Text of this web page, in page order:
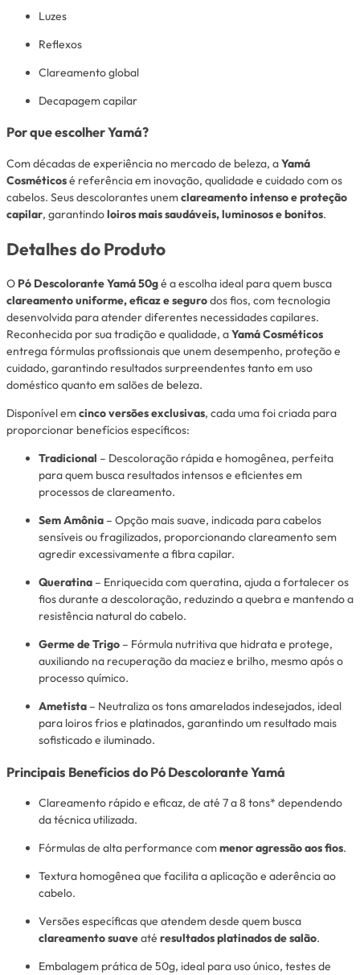
Luzes
Reflexos
Clareamento global
Decapagem capilar
Por que escolher Yamá?
Com décadas de experiência no mercado de beleza, aYamá
Cosméticosé referência em inovação, qualidade e cuidado com os
cabelos. Seus descolorantes unemclareamento intenso e proteção
capilar, garantindoloiros mais saudáveis, luminosos e bonitos.
Detalhes do Produto
O Pó Descolorante Yamá 50gé a escolha ideal para quem busca
clareamento uniforme, eficaz e segurodos fios, com tecnologia
desenvolvida para atender diferentes necessidades capilares.
Reconhecida por sua tradição e qualidade, aYamá Cosméticos
entrega fórmulas profissionais que unem desempenho, proteção e
cuidado, garantindo resultados surpreendentes tanto em uso
doméstico quanto em salões de beleza.
Disponível emcinco versões exclusivas, cada uma foi criada para
proporcionar benefícios específicos:
Tradicional – Descoloração rápida e homogênea, perfeita
para quem busca resultados intensos e eficientes em
processos de clareamento.
Sem Amônia – Opção mais suave, indicada para cabelos
sensíveis ou fragilizados, proporcionando clareamento sem
agredir excessivamente a fibra capilar.
Queratina – Enriquecida com queratina, ajuda a fortalecer os
fios durante a descoloração, reduzindo a quebra e mantendo a
resistência natural do cabelo.
Germe de Trigo – Fórmula nutritiva que hidrata e protege,
auxiliando na recuperação da maciez e brilho, mesmo após o
processo químico.
Ametista – Neutraliza os tons amarelados indesejados, ideal
para loiros frios e platinados, garantindo um resultado mais
sofisticado e iluminado.
Principais Benefícios do Pó Descolorante Yamá
Clareamento rápido e eficaz, de até 7 a 8 tons* dependendo
da técnica utilizada.
Fórmulas de alta performance commenor agressão aos fios.
Textura homogênea que facilita a aplicação e aderência ao
cabelo.
Versões específicas que atendem desde quem busca
clareamento suaveaté resultados platinados de salão.
Embalagem prática de 50g, ideal para uso único, testes de